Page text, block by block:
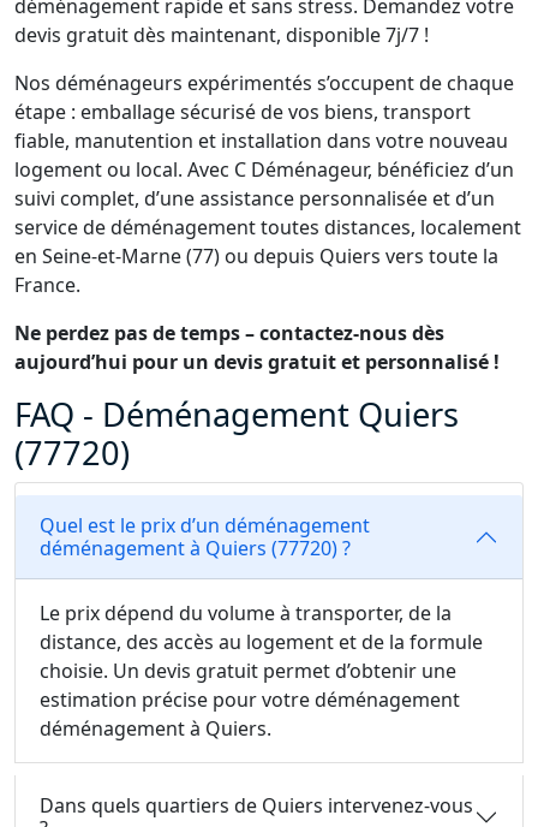
déménagement rapide et sans stress. Demandez votre
devis gratuit dès maintenant, disponible 7j/7 !
Nos déménageurs expérimentés s’occupent de chaque
étape : emballage sécurisé de vos biens, transport
fiable, manutention et installation dans votre nouveau
logement ou local. Avec C Déménageur, bénéficiez d’un
suivi complet, d’une assistance personnalisée et d’un
service de déménagement toutes distances, localement
en Seine-et-Marne (77) ou depuis Quiers vers toute la
France.
Ne perdez pas de temps – contactez-nous dès
aujourd’hui pour un devis gratuit et personnalisé !
FAQ - Déménagement Quiers
(77720)
Quel est le prix d’un déménagement
déménagement à Quiers (77720) ?
Le prix dépend du volume à transporter, de la
distance, des accès au logement et de la formule
choisie. Un devis gratuit permet d’obtenir une
estimation précise pour votre déménagement
déménagement à Quiers.
Dans quels quartiers de Quiers intervenez-vous